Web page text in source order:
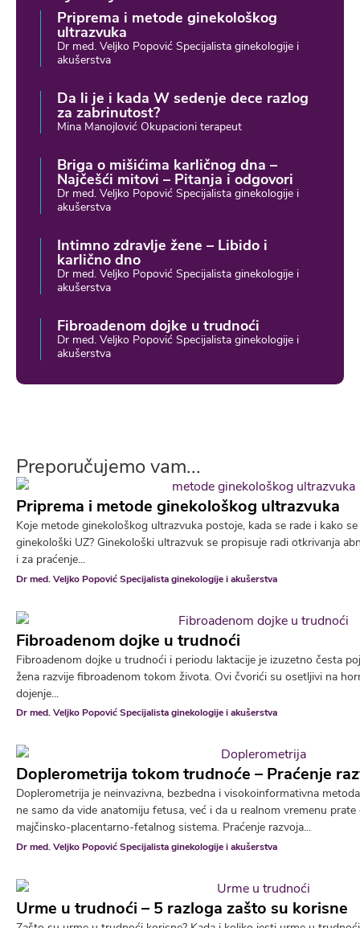
Priprema i metode ginekološkog
ultrazvuka
Dr med. Veljko Popović Specijalista ginekologije i
akušerstva
Da li je i kada W sedenje dece razlog
za zabrinutost?
Mina Manojlović Okupacioni terapeut
Briga o mišićima karličnog dna –
Najčešći mitovi – Pitanja i odgovori
Dr med. Veljko Popović Specijalista ginekologije i
akušerstva
Intimno zdravlje žene – Libido i
karlično dno
Dr med. Veljko Popović Specijalista ginekologije i
akušerstva
Fibroadenom dojke u trudnoći
Dr med. Veljko Popović Specijalista ginekologije i
akušerstva
Preporučujemo vam...
Priprema i metode ginekološkog ultrazvuka
Koje metode ginekološkog ultrazvuka postoje, kada se rade i kako
ginekološki UZ? Ginekološki ultrazvuk se propisuje radi otkrivanja
i za praćenje...
Dr med. Veljko Popović Specijalista ginekologije i akušerstva
Fibroadenom dojke u trudnoći
Fibroadenom dojke u trudnoći i periodu laktacije je izuzetno česta
žena razvije fibroadenom tokom života. Ovi čvorići su osetljivi na
dojenje...
Dr med. Veljko Popović Specijalista ginekologije i akušerstva
Doplerometrija tokom trudnoće – Praćenje
Doplerometrija je neinvazivna, bezbedna i visokoinformativna
ne samo da vide anatomiju fetusa, već i da u realnom vremenu
majčinsko-placentarno-fetalnog sistema. Praćenje razvoja...
Dr med. Veljko Popović Specijalista ginekologije i akušerstva
Urme u trudnoći – 5 razloga zašto su korisne